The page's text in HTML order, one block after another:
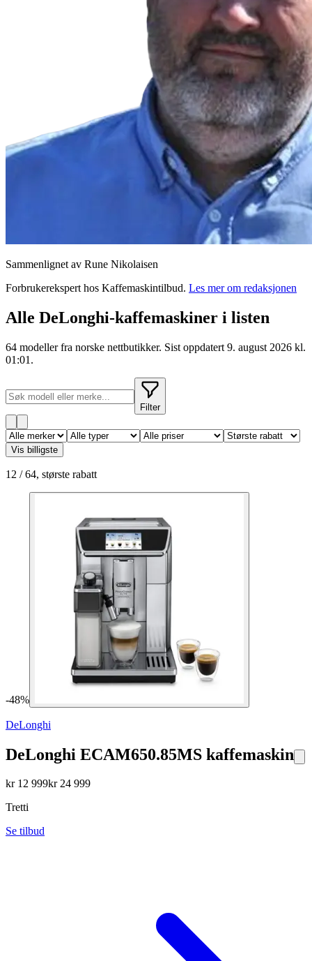
Sammenlignet av Rune Nikolaisen
Forbrukerekspert hos Kaffemaskintilbud. Les mer om redaksjonen
Alle DeLonghi-kaffemaskiner i listen
64 modeller fra norske nettbutikker. Sist oppdatert 9. august 2026 kl.
01:01.
Filter
Vis billigste
12 /64, største rabatt
-48%
DeLonghi
DeLonghi ECAM650.85MS kaffemaskin
kr 12 999kr24 999
Tretti
Se tilbud